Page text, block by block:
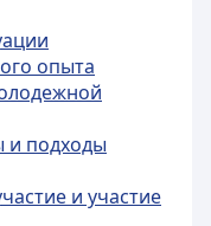
опыта
и подходы
и участие